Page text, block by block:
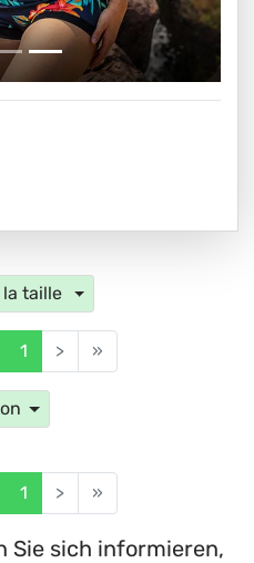
taille
1 > »
1 > »
Sie sich informieren,